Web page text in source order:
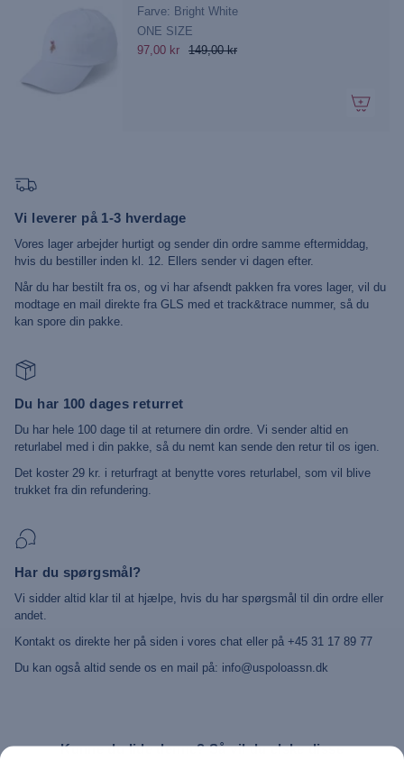
Farve: Bright White
ONE SIZE
97,00 kr
149,00 kr
Vi leverer på 1-3 hverdage
Vores lager arbejder hurtigt og sender din ordre samme eftermiddag,
hvis du bestiller inden kl. 12. Ellers sender vi dagen efter.
Når du har bestilt fra os, og vi har afsendt pakken fra vores lager, vil du
modtage en mail direkte fra GLS med et track&trace nummer, så du
kan spore din pakke.
Du har 100 dages returret
Du har hele 100 dage til at returnere din ordre. Vi sender altid en
returlabel med i din pakke, så du nemt kan sende den retur til os igen.
Det koster 29 kr. i returfragt at benytte vores returlabel, som vil blive
trukket fra din refundering.
Har du spørgsmål?
Vi sidder altid klar til at hjælpe, hvis du har spørgsmål til din ordre eller
andet.
Kontakt os direkte her på siden i vores chat eller på +45 31 17 89 77
Du kan også altid sende os en mail på: info@uspoloassn.dk
Kunne du lide denne? Så vil du elske disse